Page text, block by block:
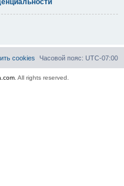
Часовой пояс: UTC-07:00
cookies
. All rights reserved.